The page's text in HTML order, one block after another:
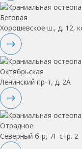
Беговая
Хорошевское ш., д. 12,
Октябрьская
Ленинский пр-т, д. 2А
Отрадное
Северный б-р, 7Г стр. 2